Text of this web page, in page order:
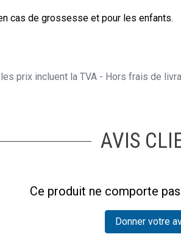
cas de grossesse et pour les enfants.
prix incluent la TVA - Hors frais de
AVIS
Ce produit ne comporte
Donner votre